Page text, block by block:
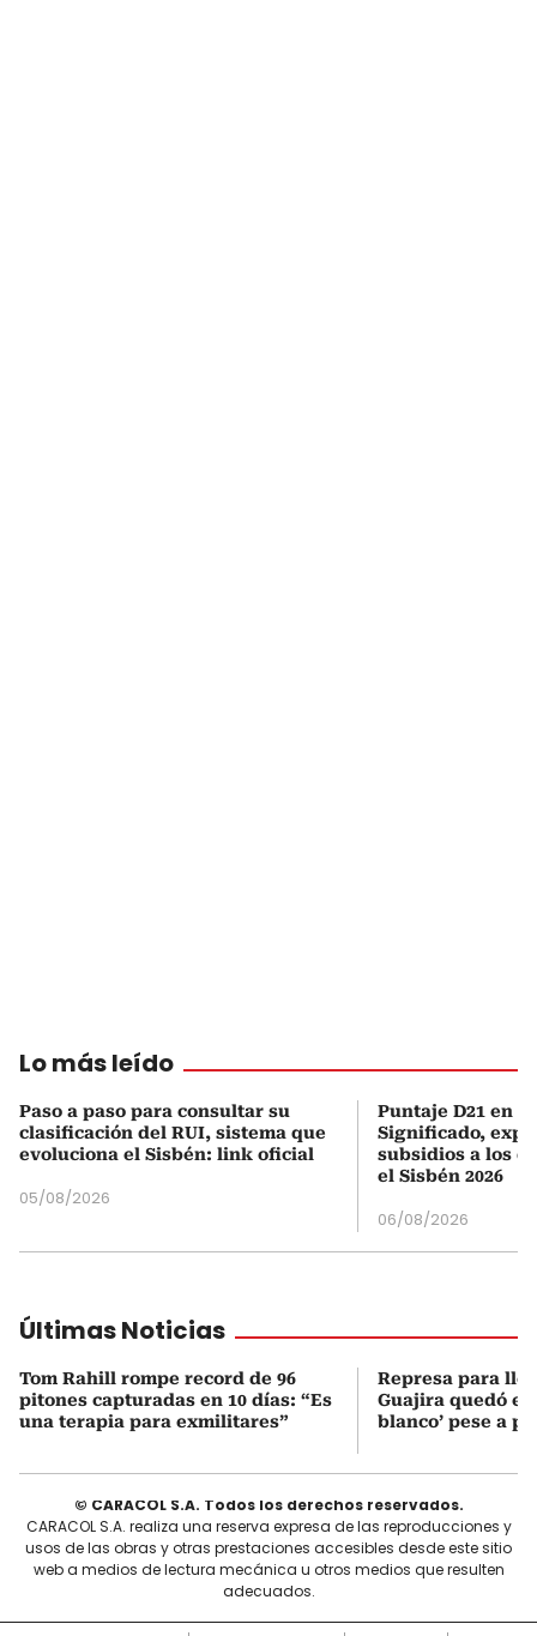
Lo más leído
Paso a paso para consultar su
clasificación del RUI, sistema que
evoluciona el Sisbén: link oficial
05/08/2026
Puntaje D21 en
Significado,
subsidios a los
el Sisbén 2026
06/08/2026
Últimas Noticias
Tom Rahill rompe record de 96
pitones capturadas en 10 días: “Es
una terapia para exmilitares”
Represa para
Guajira quedó en
blanco’ pese a
© CARACOL S.A. Todos los derechos reservados.
CARACOL S.A. realiza una reserva expresa de las reproducciones y
usos de las obras y otras prestaciones accesibles desde este sitio
web a medios de lectura mecánica u otros medios que resulten
adecuados.